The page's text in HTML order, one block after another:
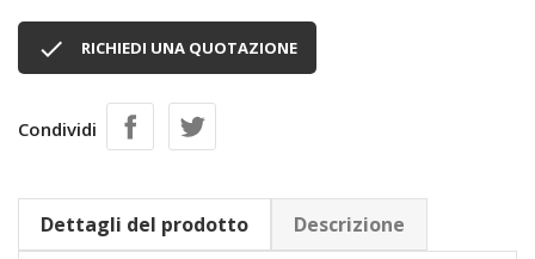
 RICHIEDI UNA QUOTAZIONE
Condividi
Dettagli del prodotto Descrizione